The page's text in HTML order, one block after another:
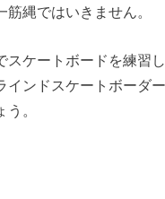
筋縄ではいきません。
スケートボードを練習
インドスケートボーダ
。